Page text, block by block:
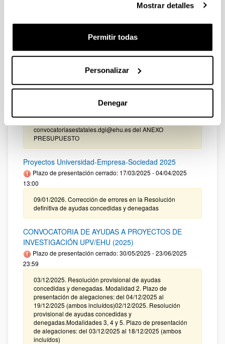
Mostrar detalles
Permitir todas
Personalizar
Denegar
excluidos.
PÚBLICO-PRIVADA 2025
Plazo de presentación cerrado: 09/01/2026 - 30/01/2026
de 2026 a las 14:00. Hasta el 16 de enero de 2026: Para
Hasta el 22 de enero de 2026: Para la remisión a
convocatoriasestatales.dgi@ehu.es del ANEXO
PRESUPUESTO
Proyectos Universidad-Empresa-Sociedad 2025
Plazo de presentación cerrado: 17/03/2025 - 04/04/2025
13:00
09/01/2026. Corrección de errores en la Resolución
definitiva de ayudas concedidas y denegadas
CONVOCATORIA DE AYUDAS A PROYECTOS DE
INVESTIGACIÓN UPV/EHU (2025)
Plazo de presentación cerrado: 30/05/2025 - 23/06/2025
23:59
03/12/2025. Resolución provisional de ayudas
concedidas y denegadas. Modalidad 2. Plazo de
presentación de alegaciones: del 04/12/2025 al
19/12/2025 (ambos incluídos)02/12/2025. Resolución
provisional de ayudas concedidas y
denegadas.Modalidades 3, 4 y 5. Plazo de presentación
de alegaciones: del 03/12/2025 al 18/12/2025 (ambos
incluídos)